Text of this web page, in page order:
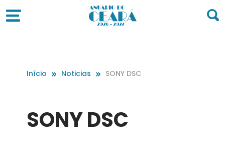
Início Noticias SONY DSC
SONY DSC